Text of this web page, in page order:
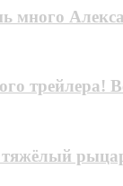
много
трейлера!